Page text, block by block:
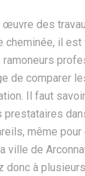
œuvre des
cheminée, il
de comparer
Il faut
prestataires
même
ville de
donc à